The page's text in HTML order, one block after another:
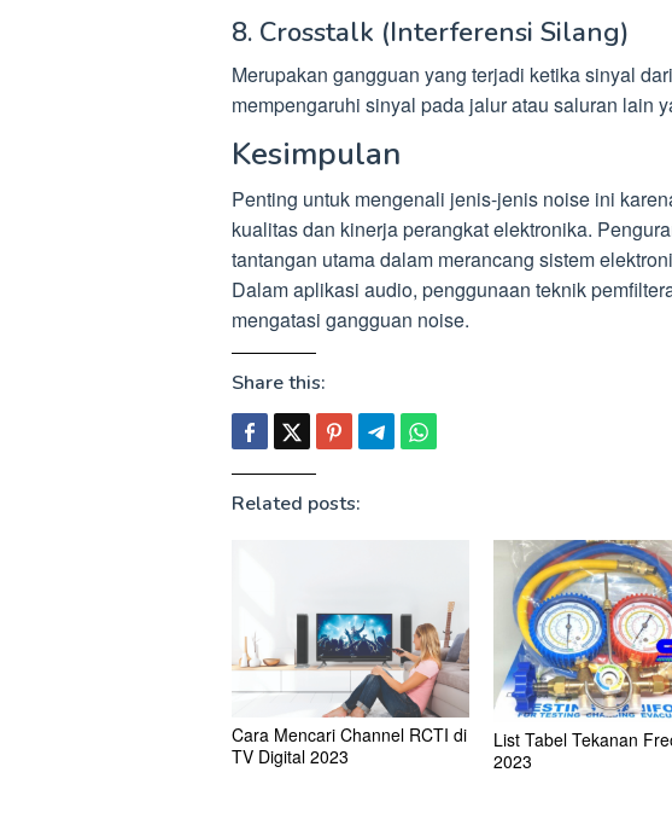
8. Crosstalk (Interferensi Silang)
Merupakan gangguan yang terjadi ketika sinyal
mempengaruhi sinyal pada jalur atau saluran lain
Kesimpulan
Penting untuk mengenali jenis-jenis noise ini
kualitas dan kinerja perangkat elektronika.
tantangan utama dalam merancang sistem
Dalam aplikasi audio, penggunaan teknik
mengatasi gangguan noise.
Share this:
Related posts:
Cara Mencari Channel RCTI di
TV Digital 2023
List Tabel Tekanan
2023